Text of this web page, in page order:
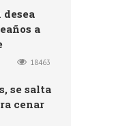
a
18463
se salta
cenar